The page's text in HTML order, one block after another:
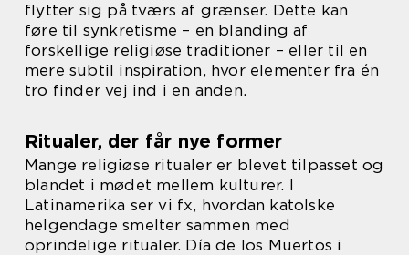
flytter sig på tværs af grænser. Dette kan
føre til synkretisme – en blanding af
forskellige religiøse traditioner – eller til en
mere subtil inspiration, hvor elementer fra én
tro finder vej ind i en anden.
Ritualer, der får nye former
Mange religiøse ritualer er blevet tilpasset og
blandet i mødet mellem kulturer. I
Latinamerika ser vi fx, hvordan katolske
helgendage smelter sammen med
oprindelige ritualer. Día de los Muertos i